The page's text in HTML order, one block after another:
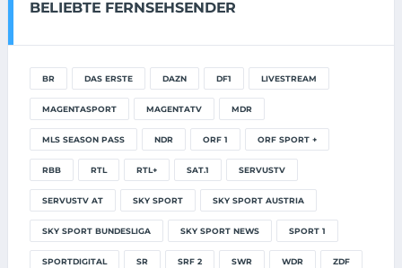
BELIEBTE FERNSEHSENDER
BR DAS ERSTE DAZN DF1 LIVESTREAM
MAGENTASPORT MAGENTATV MDR
MLS SEASON PASS NDR ORF 1 ORF SPORT +
RBB RTL RTL+ SAT.1 SERVUSTV
SERVUSTV AT SKY SPORT SKY SPORT AUSTRIA
SKY SPORT BUNDESLIGA SKY SPORT NEWS SPORT 1
SPORTDIGITAL SR SRF 2 SWR WDR ZDF